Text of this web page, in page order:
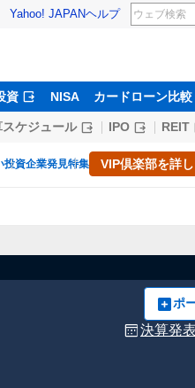
Yahoo! JAPANヘルプ
資 NISA カードローン比較
スケジュール IPO REIT
投資企業発見特集 VIP倶楽部を詳
ポ
決算発